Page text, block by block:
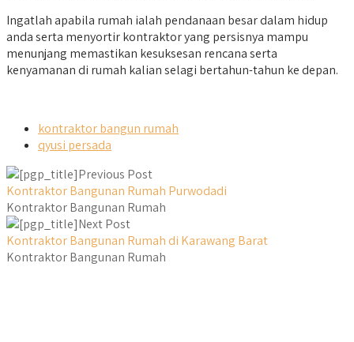
Ingatlah apabila rumah ialah pendanaan besar dalam hidup
anda serta menyortir kontraktor yang persisnya mampu
menunjang memastikan kesuksesan rencana serta
kenyamanan di rumah kalian selagi bertahun-tahun ke depan.
kontraktor bangun rumah
qyusi persada
Previous Post
Kontraktor Bangunan Rumah Purwodadi
Kontraktor Bangunan Rumah
Next Post
Kontraktor Bangunan Rumah di Karawang Barat
Kontraktor Bangunan Rumah